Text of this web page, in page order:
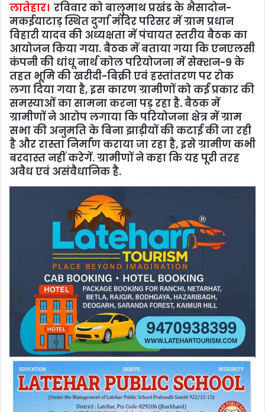
लातेहार। रविवार को बालुमाथ प्रखंड के भैसादोन-
मकईयाटाड़ स्थित दुर्गा मंदिर परिसर में ग्राम प्रधान
विहारी यादव की अध्‍यक्षता में पंचायत स्‍तरीय बैठक का
आयोजन किया गया. बैठक में बताया गया कि एनएलसी
कंपनी की धांधू नार्थ कोल परियोजना में सेक्शन-9 के
तहत भूमि की खरीदी-बिक्री एवं हस्तांतरण पर रोक
लगा दिया गया है, इस कारण ग्रामीणों को कई प्रकार की
समस्‍याओं का सामना करना पड़ रहा है. बैठक में
ग्रामीणों ने आरोप लगाया कि परियोजना क्षेत्र में ग्राम
सभा की अनुमति के बिना झाड़ीयों की कटाई की जा रही
है और रास्ता निर्माण कराया जा रहा है, इसे ग्रामीण कभी
बरदास्‍त नहीं करेगें. ग्रामीणों ने कहा क‍ि यह पूरी तरह
अवैध एवं असंवैधानिक है.